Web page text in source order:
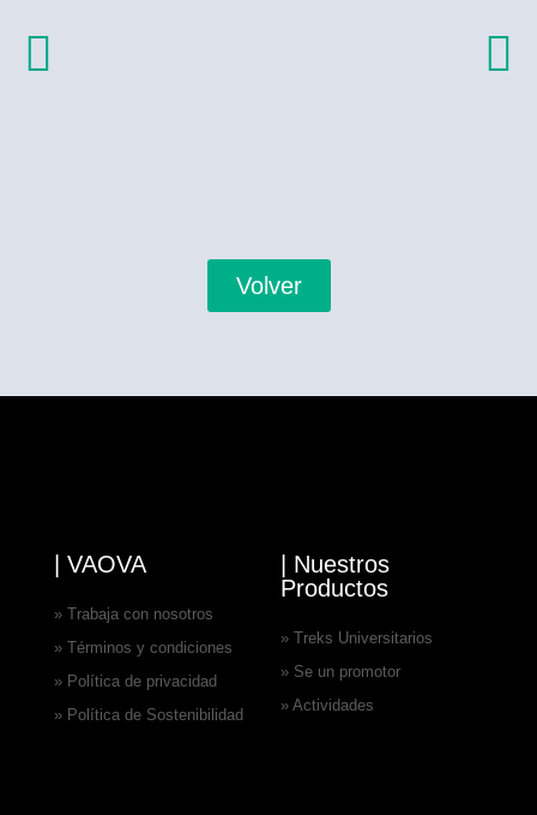
Volver
| VAOVA
» Trabaja con nosotros
» Términos y condiciones
» Política de privacidad
» Política de Sostenibilidad
| Nuestros
Productos
» Treks Universitarios
» Se un promotor
» Actividades